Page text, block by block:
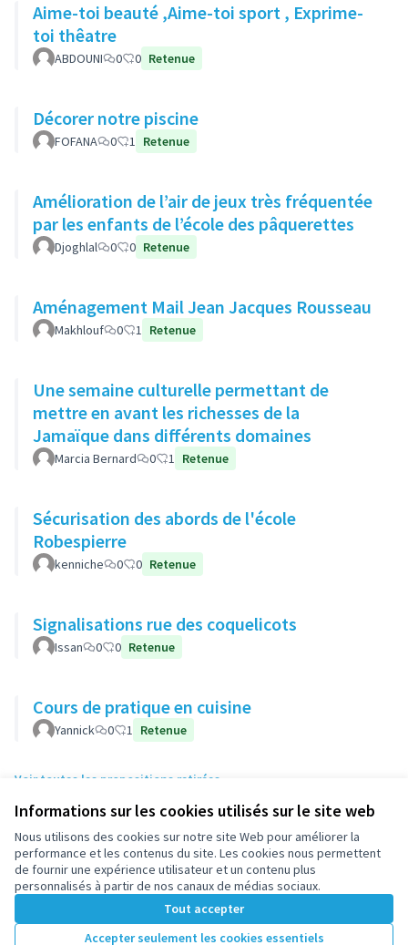
Informations sur les cookies utilisés sur le site web
Nous utilisons des cookies sur notre site Web pour améliorer la
performance et les contenus du site. Les cookies nous permettent
de fournir une expérience utilisateur et un contenu plus
personnalisés à partir de nos canaux de médias sociaux.
Tout accepter
Accepter seulement les cookies essentiels
Aime-toi beauté ,Aime-toi sport , Exprime-
toi thêatre
ABDOUNI 0 0 Retenue
Décorer notre piscine
FOFANA 0 1 Retenue
Amélioration de l’air de jeux très fréquentée
par les enfants de l’école des pâquerettes
Djoghlal 0 0 Retenue
Aménagement Mail Jean Jacques Rousseau
Makhlouf 0 1 Retenue
Une semaine culturelle permettant de
mettre en avant les richesses de la
Jamaïque dans différents domaines
Marcia Bernard 0 1 Retenue
Sécurisation des abords de l'école
Robespierre
kenniche 0 0 Retenue
Signalisations rue des coquelicots
Issan 0 0 Retenue
Cours de pratique en cuisine
Yannick 0 1 Retenue
Voir toutes les propositions retirées
Conditions d'utilisation
Paramètres des cookies
participez.nanterre.fr sur X
(Lien externe)
participez.nanterre.fr sur Facebook
participez.nanterre.fr sur Instagram
participez.nanterre.fr sur YouTube
(Lien externe)
participez.nanterre.fr sur GitHub
(Lien externe)